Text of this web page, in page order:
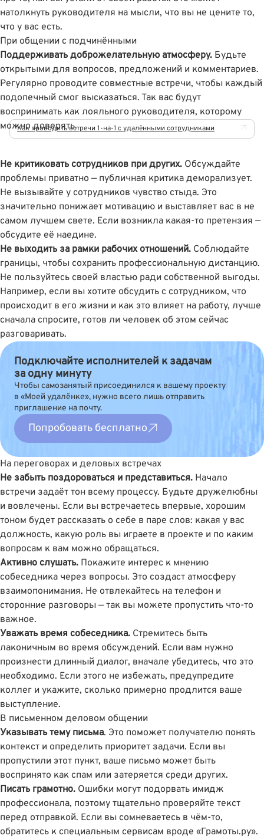
натолкнуть руководителя на мысли, что вы не цените то,
что у вас есть.
При общении с подчинёнными
Поддерживать доброжелательную атмосферу. Будьте
открытыми для вопросов, предложений и комментариев.
Регулярно проводите совместные встречи, чтобы каждый
подопечный смог высказаться. Так вас будут
воспринимать как лояльного руководителя, которому
можно доверять.
Как проводить встречи 1-на-1 с удалёнными сотрудниками
Не критиковать сотрудников при других. Обсуждайте
проблемы приватно — публичная критика деморализует.
Не вызывайте у сотрудников чувство стыда. Это
значительно понижает мотивацию и выставляет вас в не
самом лучшем свете. Если возникла какая-то претензия —
обсудите её наедине.
Не выходить за рамки рабочих отношений. Соблюдайте
границы, чтобы сохранить профессиональную дистанцию.
Не пользуйтесь своей властью ради собственной выгоды.
Например, если вы хотите обсудить с сотрудником, что
происходит в его жизни и как это влияет на работу, лучше
сначала спросите, готов ли человек об этом сейчас
разговаривать.
Подключайте исполнителей к задачам
за одну минуту
Чтобы самозанятый присоединился к вашему проекту
в «Моей удалёнке», нужно всего лишь отправить
приглашение на почту.
Попробовать бесплатно
На переговорах и деловых встречах
Не забыть поздороваться и представиться. Начало
встречи задаёт тон всему процессу. Будьте дружелюбны
и вовлечены. Если вы встречаетесь впервые, хорошим
тоном будет рассказать о себе в паре слов: какая у вас
должность, какую роль вы играете в проекте и по каким
вопросам к вам можно обращаться.
Активно слушать. Покажите интерес к мнению
собеседника через вопросы. Это создаст атмосферу
взаимопонимания. Не отвлекайтесь на телефон и
сторонние разговоры — так вы можете пропустить что-то
важное.
Уважать время собеседника. Стремитесь быть
лаконичным во время обсуждений. Если вам нужно
произнести длинный диалог, вначале убедитесь, что это
необходимо. Если этого не избежать, предупредите
коллег и укажите, сколько примерно продлится ваше
выступление.
В письменном деловом общении
Указывать тему письма. Это поможет получателю понять
контекст и определить приоритет задачи. Если вы
пропустили этот пункт, ваше письмо может быть
воспринято как спам или затеряется среди других.
Писать грамотно. Ошибки могут подорвать имидж
профессионала, поэтому тщательно проверяйте текст
перед отправкой. Если вы сомневаетесь в чём-то,
обратитесь к специальным сервисам вроде «Грамоты.ру».